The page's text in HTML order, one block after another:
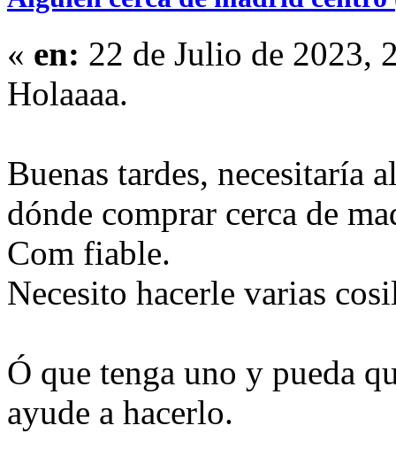
« en: 22 de Julio de 2023,
Holaaaa.
Buenas tardes, necesitaría
dónde comprar cerca de
Com fiable.
Necesito hacerle varias
Ó que tenga uno y pueda
ayude a hacerlo.